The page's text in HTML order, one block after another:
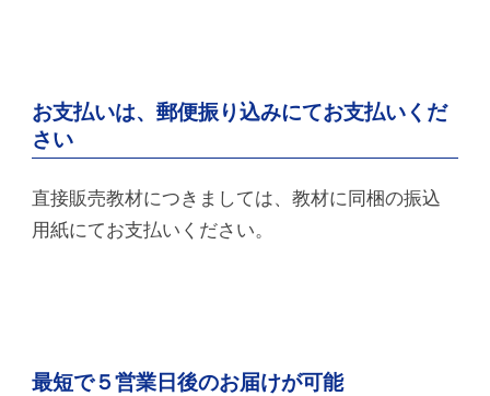
お支払いは、郵便振り込みにてお支払いくだ
さい
直接販売教材につきましては、教材に同梱の振込
用紙にてお支払いください。
最短で５営業日後のお届けが可能